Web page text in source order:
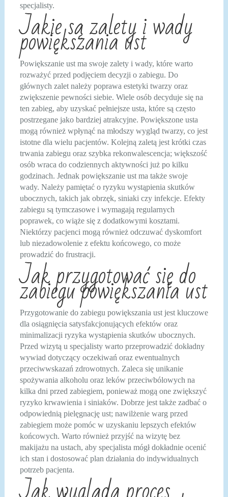
specjalisty.
Jakie są zalety i wady
powiększania ust
Powiększanie ust ma swoje zalety i wady, które warto
rozważyć przed podjęciem decyzji o zabiegu. Do
głównych zalet należy poprawa estetyki twarzy oraz
zwiększenie pewności siebie. Wiele osób decyduje się na
ten zabieg, aby uzyskać pełniejsze usta, które są często
postrzegane jako bardziej atrakcyjne. Powiększone usta
mogą również wpłynąć na młodszy wygląd twarzy, co jest
istotne dla wielu pacjentów. Kolejną zaletą jest krótki czas
trwania zabiegu oraz szybka rekonwalescencja; większość
osób wraca do codziennych aktywności już po kilku
godzinach. Jednak powiększanie ust ma także swoje
wady. Należy pamiętać o ryzyku wystąpienia skutków
ubocznych, takich jak obrzęk, siniaki czy infekcje. Efekty
zabiegu są tymczasowe i wymagają regularnych
poprawek, co wiąże się z dodatkowymi kosztami.
Niektórzy pacjenci mogą również odczuwać dyskomfort
lub niezadowolenie z efektu końcowego, co może
prowadzić do frustracji.
Jak przygotować się do
zabiegu powiększania ust
Przygotowanie do zabiegu powiększania ust jest kluczowe
dla osiągnięcia satysfakcjonujących efektów oraz
minimalizacji ryzyka wystąpienia skutków ubocznych.
Przed wizytą u specjalisty warto przeprowadzić dokładny
wywiad dotyczący oczekiwań oraz ewentualnych
przeciwwskazań zdrowotnych. Zaleca się unikanie
spożywania alkoholu oraz leków przeciwbólowych na
kilka dni przed zabiegiem, ponieważ mogą one zwiększyć
ryzyko krwawienia i siniaków. Dobrze jest także zadbać o
odpowiednią pielęgnację ust; nawilżenie warg przed
zabiegiem może pomóc w uzyskaniu lepszych efektów
końcowych. Warto również przyjść na wizytę bez
makijażu na ustach, aby specjalista mógł dokładnie ocenić
ich stan i dostosować plan działania do indywidualnych
potrzeb pacjenta.